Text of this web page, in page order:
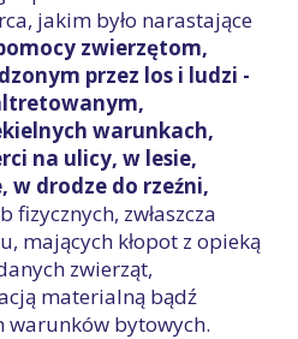
jakim było narastające
zwierzętom,
przez los i ludzi -
warunkach,
na ulicy, w lesie,
w drodze do rzeźni,
zwłaszcza
mających kłopot z opieką
zwierząt,
materialną bądź
bytowych.